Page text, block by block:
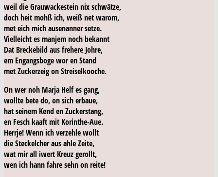
weil die Grauwackestein nix schwätze,
doch heit mohß ich, weiß net warom,
met eich mich ausenanner setze.
Vielleicht es manjem noch bekannt
Dat Breckebild aus frehere Johre,
em Engangsboge wor en Stand
met Zuckerzeig on Streiselkooche.
On wer noh Marja Helf es gang,
wollte bete do, on sich erbaue,
hat seinem Kend en Zuckerstang,
en Fesch kaaft mit Korinthe-Aue.
Herrje! Wenn ich verzehle wollt
die Steckelcher aus ahle Zeite,
wat mirall iwert Kreuz gerollt,
wen ich hann fahre sehn on reite!